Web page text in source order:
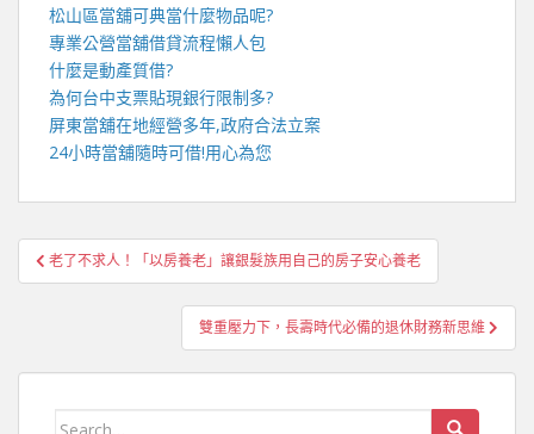
松山區當舖可典當什麼物品呢?
專業公營當舖借貸流程懶人包
什麼是動產質借?
為何台中支票貼現銀行限制多?
屏東當舖在地經營多年,政府合法立案
24小時當舖隨時可借!用心為您
文
章
老了不求人！「以房養老」讓銀髮族用自己的房子安心養老
雙重壓力下，長壽時代必備的退休財務新思維
Search